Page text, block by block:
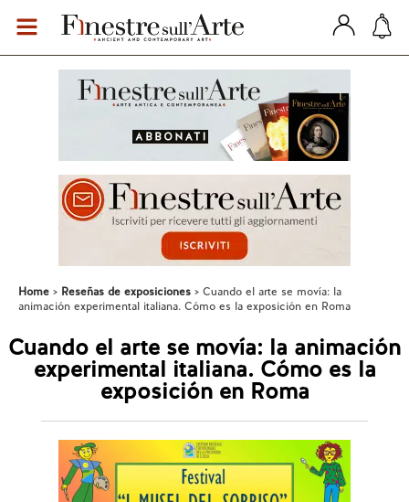
Home Reseñas de exposiciones
Cuando el arte se movía: la
animación experimental italiana. Cómo es la exposición en Roma
Cuando el arte se movía: la animación
experimental italiana. Cómo es la
exposición en Roma